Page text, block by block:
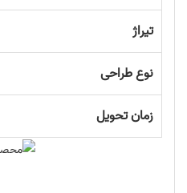
تیراژ
نوع طراحی
زمان تحویل